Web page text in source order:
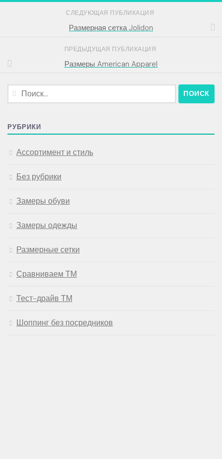
СЛЕДУЮЩАЯ ПУБЛИКАЦИЯ
Размерная сетка Jolidon
ПРЕДЫДУЩАЯ ПУБЛИКАЦИЯ
Размеры American Apparel
Найти:
РУБРИКИ
Ассортимент и стиль
Без рубрики
Замеры обуви
Замеры одежды
Размерные сетки
Сравниваем ТМ
Тест-драйв ТМ
Шоппинг без посредников